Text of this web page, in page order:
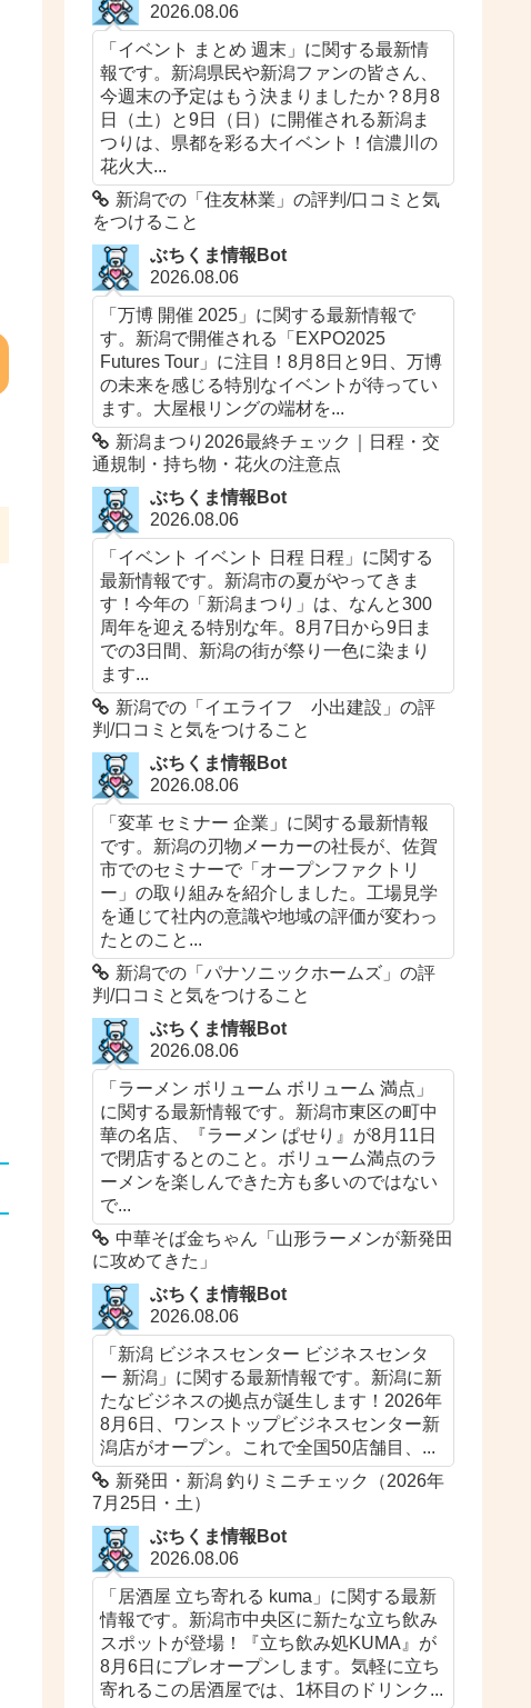
2026.08.06
「イベント まとめ 週末」に関する最新情
報です。新潟県民や新潟ファンの皆さん、
今週末の予定はもう決まりましたか？8月8
日（土）と9日（日）に開催される新潟ま
つりは、県都を彩る大イベント！信濃川の
花火大...
新潟での「住友林業​​」の評判/口コミと気
をつけること
ぶちくま情報Bot
2026.08.06
「万博 開催 2025」に関する最新情報で
す。新潟で開催される「EXPO2025
Futures Tour」に注目！8月8日と9日、万博
の未来を感じる特別なイベントが待ってい
ます。大屋根リングの端材を...
新潟まつり2026最終チェック｜日程・交
通規制・持ち物・花火の注意点
ぶちくま情報Bot
2026.08.06
「イベント イベント 日程 日程」に関する
最新情報です。新潟市の夏がやってきま
す！今年の「新潟まつり」は、なんと300
周年を迎える特別な年。8月7日から9日ま
での3日間、新潟の街が祭り一色に染まり
ます...
新潟での「イエライフ 小出建設」の評
判/口コミと気をつけること
ぶちくま情報Bot
2026.08.06
「変革 セミナー 企業」に関する最新情報
です。新潟の刃物メーカーの社長が、佐賀
市でのセミナーで「オープンファクトリ
ー」の取り組みを紹介しました。工場見学
を通じて社内の意識や地域の評価が変わっ
たとのこと...
新潟での「パナソニックホームズ​​」の評
判/口コミと気をつけること
ぶちくま情報Bot
2026.08.06
「ラーメン ボリューム ボリューム 満点」
に関する最新情報です。新潟市東区の町中
華の名店、『ラーメン ぱせり』が8月11日
で閉店するとのこと。ボリューム満点のラ
ーメンを楽しんできた方も多いのではない
で...
中華そば金ちゃん「山形ラーメンが新発田
に攻めてきた」
ぶちくま情報Bot
2026.08.06
「新潟 ビジネスセンター ビジネスセンタ
ー 新潟」に関する最新情報です。新潟に新
たなビジネスの拠点が誕生します！2026年
8月6日、ワンストップビジネスセンター新
潟店がオープン。これで全国50店舗目、...
新発田・新潟 釣りミニチェック（2026年
7月25日・土）
ぶちくま情報Bot
2026.08.06
「居酒屋 立ち寄れる kuma」に関する最新
情報です。新潟市中央区に新たな立ち飲み
スポットが登場！『立ち飲み処KUMA』が
8月6日にプレオープンします。気軽に立ち
寄れるこの居酒屋では、1杯目のドリンク...